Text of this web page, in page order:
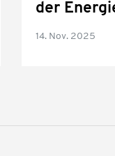
der
14. Nov. 2025